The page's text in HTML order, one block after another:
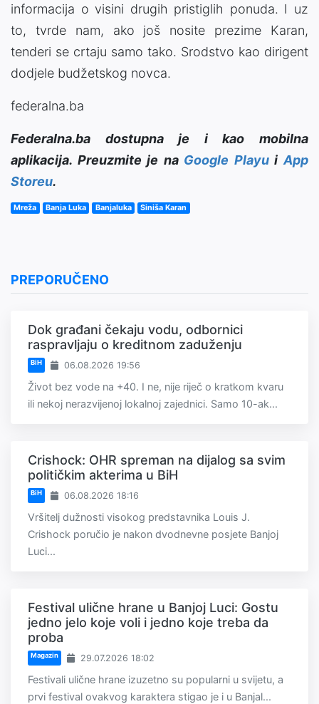
informacija o visini drugih pristiglih ponuda. I uz
to, tvrde nam, ako još nosite prezime Karan,
tenderi se crtaju samo tako. Srodstvo kao dirigent
dodjele budžetskog novca.
federalna.ba
Federalna.ba dostupna je i kao mobilna
aplikacija. Preuzmite je na Google PlayuiApp
Storeu.
Mreža Banja Luka Banjaluka Siniša Karan
PREPORUČENO
Dok građani čekaju vodu, odbornici
raspravljaju o kreditnom zaduženju
BiH 06.08.2026 19:56
Život bez vode na +40. I ne, nije riječ o kratkom kvaru
ili nekoj nerazvijenoj lokalnoj zajednici. Samo 10-ak...
Crishock: OHR spreman na dijalog sa svim
političkim akterima u BiH
BiH 06.08.2026 18:16
Vršitelj dužnosti visokog predstavnika Louis J.
Crishock poručio je nakon dvodnevne posjete Banjoj
Luci...
Festival ulične hrane u Banjoj Luci: Gostu
jedno jelo koje voli i jedno koje treba da
proba
Magazin 29.07.2026 18:02
Festivali ulične hrane izuzetno su popularni u svijetu, a
prvi festival ovakvog karaktera stigao je i u Banjal...